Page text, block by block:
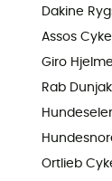
Dakine
Assos
Giro Hjelme
Rab
Hundeseler
Ortlieb